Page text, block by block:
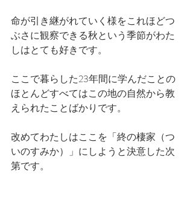
命が引き継がれていく様をこれほどつ
ぶさに観察できる秋という季節がわた
しはとても好きです。
ここで暮らした23年間に学んだことの
ほとんどすべてはこの地の自然から教
えられたことばかりです。
改めてわたしはここを「終の棲家（つ
いのすみか）」にしようと決意した次
第です。